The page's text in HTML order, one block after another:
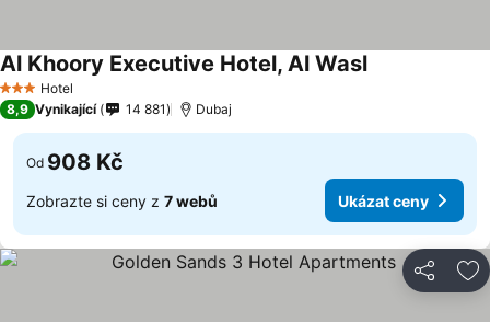
3 Počet hvězdiček
Hotel
Al Khoory Executive Hotel, Al Wasl
8,9 Vynikající 14 881 Dubaj
Od 908 Kč
Zobrazte si ceny z 7 webů Ukázat ceny
Sdílet